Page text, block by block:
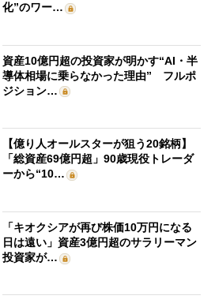
化”のワー…
資産10億円超の投資家が明かす“AI・半
導体相場に乗らなかった理由” フルポ
ジション…
【億り人オールスターが狙う20銘柄】
「総資産69億円超」90歳現役トレーダ
ーから“10…
「キオクシアが再び株価10万円になる
日は遠い」資産3億円超のサラリーマン
投資家が…